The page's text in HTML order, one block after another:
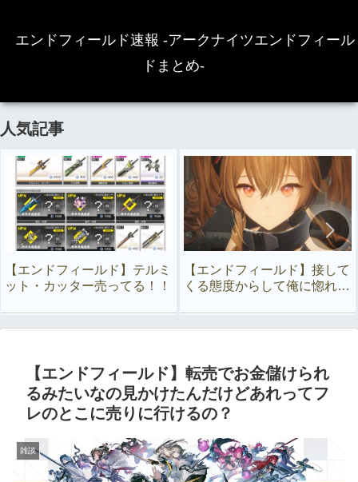
エンドフィールド速報 -アークナイツエンドフィール
ドまとめ-
人気記事
【エンドフィールド】テルミ
ット・カッター売ってる！！
【エンドフィールド】接して
くる態度からして俺に惚れて
【エンドフィールド】転売でお金儲けられ
るみたいなの見かけたんだけどあれってフ
レのとこに売りに行けるの？
雑談